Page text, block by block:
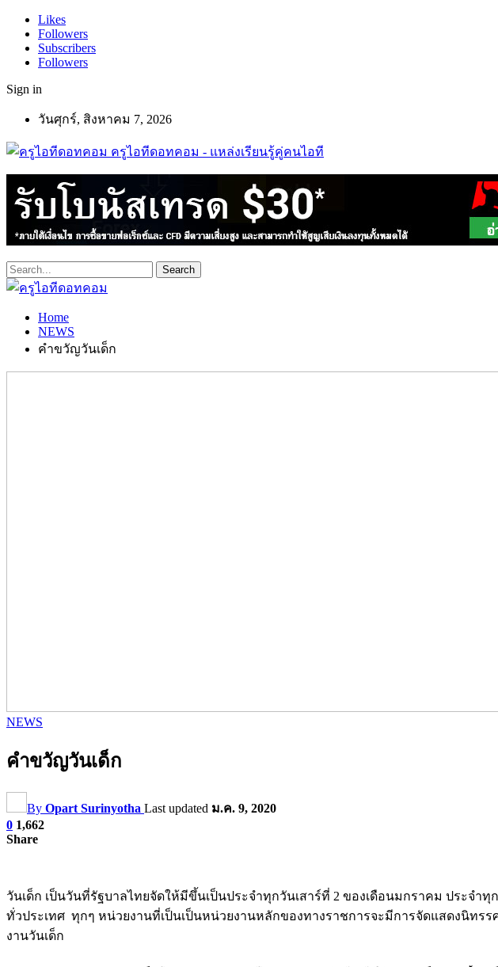
Likes
Followers
Subscribers
Followers
Sign in
วันศุกร์, สิงหาคม 7, 2026
ครูไอทีดอทคอม - แหล่งเรียนรู้คู่คนไอที
Home
NEWS
คำขวัญวันเด็ก
NEWS
คำขวัญวันเด็ก
By Opart Surinyotha Last updated ม.ค. 9, 2020
0 1,662
Share
วันเด็ก เป็นวันที่รัฐบาลไทยจัดให้มีขึ้นเป็นประจำทุกวันเสาร์ที่ 2 ของเดือนมกราคม ประจำ
ทั่วประเทศ ทุกๆ หน่วยงานที่เป็นเป็นหน่วยงานหลักของทางราชการจะมีการจัดแสดงนิทร
งานวันเด็ก